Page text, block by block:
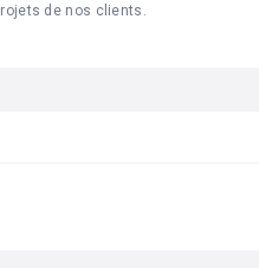
de nos clients.